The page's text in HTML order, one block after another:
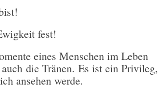
fest!
eines Menschen im Leben
die Tränen.Es ist ein Privileg,
ansehen werde.